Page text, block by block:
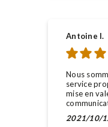
Antoine l.
Nous
service
mise en
2021/10/